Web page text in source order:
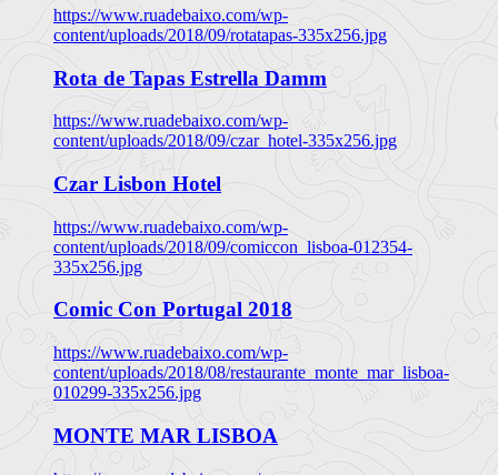
https://www.ruadebaixo.com/wp-
content/uploads/2018/09/rotatapas-335x256.jpg
Rota de Tapas Estrella Damm
https://www.ruadebaixo.com/wp-
content/uploads/2018/09/czar_hotel-335x256.jpg
Czar Lisbon Hotel
https://www.ruadebaixo.com/wp-
content/uploads/2018/09/comiccon_lisboa-012354-
335x256.jpg
Comic Con Portugal 2018
https://www.ruadebaixo.com/wp-
content/uploads/2018/08/restaurante_monte_mar_lisboa-
010299-335x256.jpg
MONTE MAR LISBOA